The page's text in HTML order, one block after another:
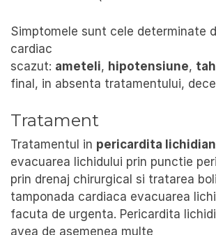
Simptomele sunt cele determinate
cardiac
scazut: ameteli, hipotensiune,
final, in absenta tratamentului,
Tratament
Tratamentul in pericardita
evacuarea lichidului prin punctie
prin drenaj chirurgical si tratarea
tamponada cardiaca evacuarea
facuta de urgenta. Pericardita
avea de asemenea multe